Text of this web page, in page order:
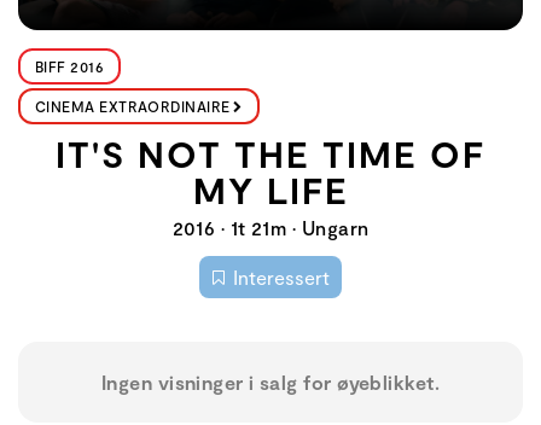
BIFF 2016
CINEMA EXTRAORDINAIRE
IT'S NOT THE TIME OF
MY LIFE
2016 • 1t 21m • Ungarn
Interessert
Ingen visninger i salg for øyeblikket.